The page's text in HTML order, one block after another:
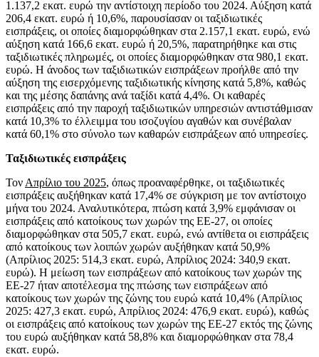
1.137,2 εκατ. ευρώ την αντίστοιχη περίοδο του 2024. Αύξηση κατά
206,4 εκατ. ευρώ ή 10,6%, παρουσίασαν οι ταξιδιωτικές
εισπράξεις, οι οποίες διαμορφώθηκαν στα 2.157,1 εκατ. ευρώ, ενώ
αύξηση κατά 166,6 εκατ. ευρώ ή 20,5%, παρατηρήθηκε και στις
ταξιδιωτικές πληρωμές, οι οποίες διαμορφώθηκαν στα 980,1 εκατ.
ευρώ. Η άνοδος των ταξιδιωτικών εισπράξεων προήλθε από την
αύξηση της εισερχόμενης ταξιδιωτικής κίνησης κατά 5,8%, καθώς
και της μέσης δαπάνης ανά ταξίδι κατά 4,4%. Οι καθαρές
εισπράξεις από την παροχή ταξιδιωτικών υπηρεσιών αντιστάθμισαν
κατά 10,3% το έλλειμμα του ισοζυγίου αγαθών και συνέβαλαν
κατά 60,1% στο σύνολο των καθαρών εισπράξεων από υπηρεσίες.
Ταξιδιωτικές εισπράξεις
Τον Απρίλιο του 2025, όπως προαναφέρθηκε, οι ταξιδιωτικές
εισπράξεις αυξήθηκαν κατά 17,4% σε σύγκριση με τον αντίστοιχο
μήνα του 2024. Αναλυτικότερα, πτώση κατά 3,9% εμφάνισαν οι
εισπράξεις από κατοίκους των χωρών της ΕΕ-27, οι οποίες
διαμορφώθηκαν στα 505,7 εκατ. ευρώ, ενώ αντίθετα οι εισπράξεις
από κατοίκους των λοιπών χωρών αυξήθηκαν κατά 50,9%
(Απρίλιος 2025: 514,3 εκατ. ευρώ, Απρίλιος 2024: 340,9 εκατ.
ευρώ). Η μείωση των εισπράξεων από κατοίκους των χωρών της
ΕΕ-27 ήταν αποτέλεσμα της πτώσης των εισπράξεων από
κατοίκους των χωρών της ζώνης του ευρώ κατά 10,4% (Απρίλιος
2025: 427,3 εκατ. ευρώ, Απρίλιος 2024: 476,9 εκατ. ευρώ), καθώς
οι εισπράξεις από κατοίκους των χωρών της ΕΕ-27 εκτός της ζώνης
του ευρώ αυξήθηκαν κατά 58,8% και διαμορφώθηκαν στα 78,4
εκατ. ευρώ.